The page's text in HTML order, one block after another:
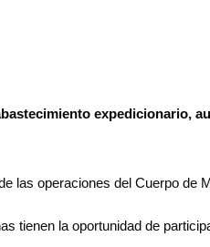
expedicionario,
las operaciones del Cuerpo de
tienen la oportunidad de